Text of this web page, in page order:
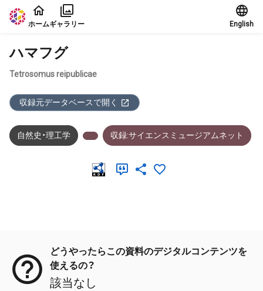
本文に飛ぶ
ホームギャラリー English
ハマフグ
Tetrosomus reipublicae
収録元データベースで開く
自然史・理工学 収録:サイエンスミュージアムネット
どうやったらこの資料のデジタルコンテンツを
使えるの？
該当なし